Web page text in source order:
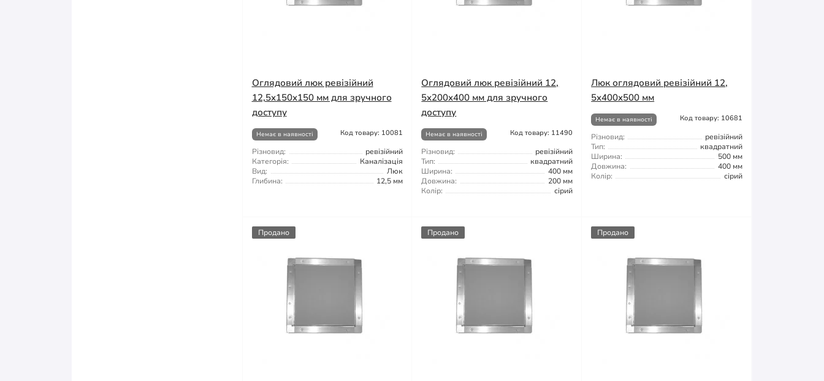
Оглядовий люк ревізійний
12,5x150x150 мм для зручного
доступу
Немає в наявності Код товару: 10081
Різновид:
ревізійний
Категорія:
Каналізація
Вид:
Люк
Глибина:
12,5 мм
Оглядовий люк ревізійний 12,
5x200x400 мм для зручного
доступу
Немає в наявності Код товару: 11490
Різновид:
ревізійний
Тип:
квадратний
Ширина:
400 мм
Довжина:
200 мм
Колір:
сірий
Люк оглядовий ревізійний 12,
5x400x500 мм
Немає в наявності Код товару: 10681
Різновид:
ревізійний
Тип:
квадратний
Ширина:
500 мм
Довжина:
400 мм
Колір:
сірий
Продано Продано Продано